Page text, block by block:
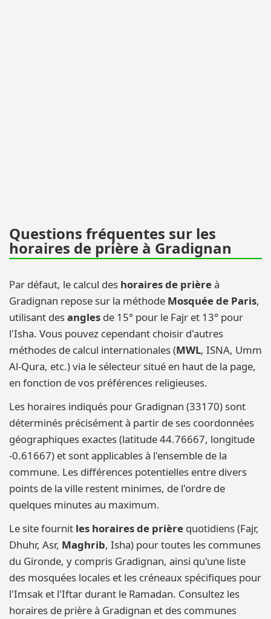
Questions fréquentes sur les
horaires de prière à Gradignan
Par défaut, le calcul des horaires de prièreà
Gradignan repose sur la méthode Mosquée de Paris,
utilisant desangles de 15° pour le Fajr et 13° pour
l'Isha. Vous pouvez cependant choisir d'autres
méthodes de calcul internationales (MWL, ISNA, Umm
Al-Qura, etc.) via le sélecteur situé en haut de la page,
en fonction de vos préférences religieuses.
Les horaires indiqués pour Gradignan (33170) sont
déterminés précisément à partir de ses coordonnées
géographiques exactes (latitude 44.76667, longitude
-0.61667) et sont applicables à l'ensemble de la
commune. Les différences potentielles entre divers
points de la ville restent minimes, de l'ordre de
quelques minutes au maximum.
Le site fournit les horaires de prière quotidiens (Fajr,
Dhuhr, Asr, Maghrib, Isha) pour toutes les communes
du Gironde, y compris Gradignan, ainsi qu'une liste
des mosquées locales et les créneaux spécifiques pour
l'Imsak et l'Iftar durant le Ramadan. Consultez les
horaires de prière à Gradignan et des communes